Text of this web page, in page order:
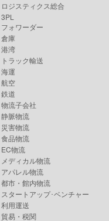
ロジスティクス総合
3PL
フォワーダー
倉庫
港湾
トラック輸送
海運
航空
鉄道
物流子会社
静脈物流
災害物流
食品物流
EC物流
メディカル物流
アパレル物流
都市・館内物流
スタートアップ･ベンチャー
利用運送
貿易・税関